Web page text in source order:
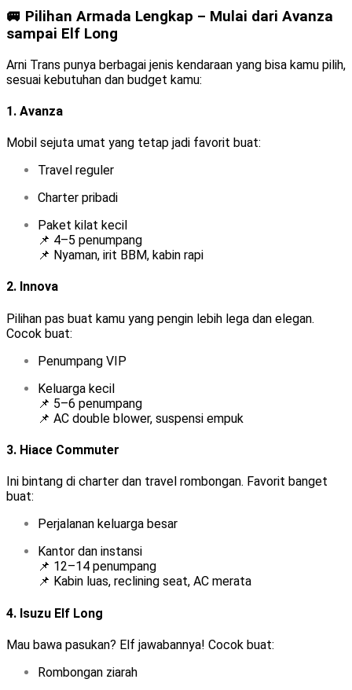
🚐 Pilihan Armada Lengkap – Mulai dari Avanza
sampai Elf Long
Arni Trans punya berbagai jenis kendaraan yang bisa kamu pilih,
sesuai kebutuhan dan budget kamu:
1. Avanza
Mobil sejuta umat yang tetap jadi favorit buat:
Travel reguler
Charter pribadi
Paket kilat kecil
📌 4–5 penumpang
📌 Nyaman, irit BBM, kabin rapi
2. Innova
Pilihan pas buat kamu yang pengin lebih lega dan elegan.
Cocok buat:
Penumpang VIP
Keluarga kecil
📌 5–6 penumpang
📌 AC double blower, suspensi empuk
3. Hiace Commuter
Ini bintang di charter dan travel rombongan. Favorit banget
buat:
Perjalanan keluarga besar
Kantor dan instansi
📌 12–14 penumpang
📌 Kabin luas, reclining seat, AC merata
4. Isuzu Elf Long
Mau bawa pasukan? Elf jawabannya! Cocok buat:
Rombongan ziarah